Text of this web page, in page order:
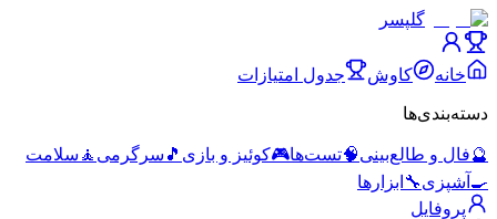
گلپسر
خانه کاوش جدول امتیازات
دسته‌بندی‌ها
🔮فال و طالع‌بینی🧠تست‌ها🎮کوئیز و بازی 🎵 سرگرمی 🧘 سلامت
🍳 آشپزی🔧 ابزارها
پروفایل